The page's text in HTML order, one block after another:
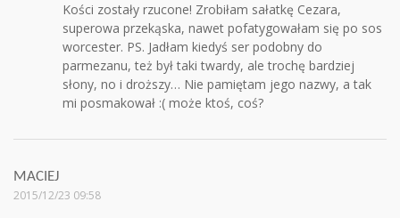
Kości zostały rzucone! Zrobiłam sałatkę Cezara,
superowa przekąska, nawet pofatygowałam się po sos
worcester. PS. Jadłam kiedyś ser podobny do
parmezanu, też był taki twardy, ale trochę bardziej
słony, no i droższy… Nie pamiętam jego nazwy, a tak
mi posmakował :( może ktoś, coś?
MACIEJ
2015/12/23 09:58